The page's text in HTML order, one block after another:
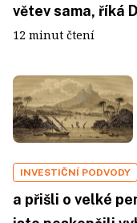
větev sama, říká
12 minut čtení
INVESTIČNÍ PODVODY
a přišli o velké